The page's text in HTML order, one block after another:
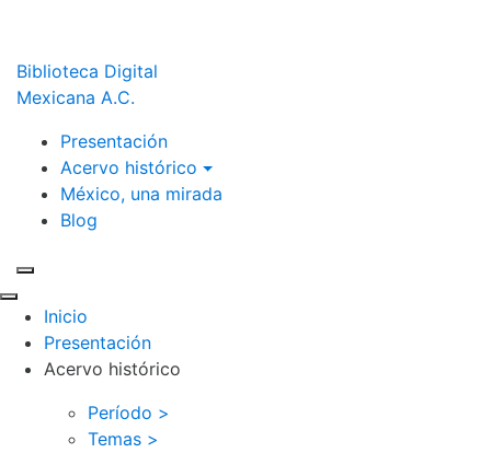
Biblioteca Digital
Mexicana A.C.
Presentación
Acervo histórico
México, una mirada
Blog
Inicio
Presentación
Acervo histórico
Período >
Temas >